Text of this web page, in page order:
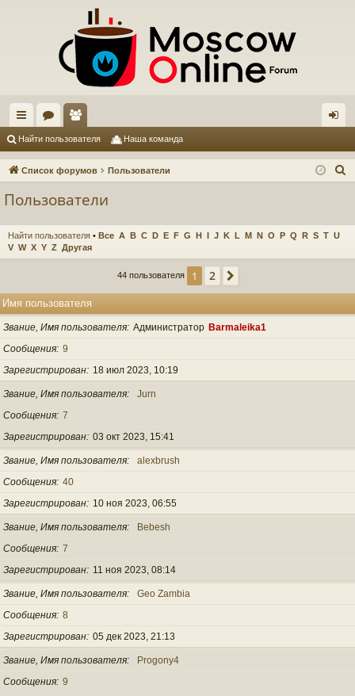
с
ы
ор
ум
ол
ьз
ел
и
д
Найти пользователя Наша команда
Список форумов Пользователи
Пользователи
Найти пользователя • Все A B C D E F G H I J K L M N O P Q R S T U
V W X Y Z Другая
44 пользователя 1 2
Имя пользователя
Звание, Имя пользователя Администратор Barmaleika1
Сообщения 9
Зарегистрирован
18 июл 2023, 10:19
Звание, Имя пользователя
Jurn
Сообщения 7
Зарегистрирован 03 окт 2023, 15:41
Звание, Имя пользователя
alexbrush
Сообщения 40
Зарегистрирован
10 ноя 2023, 06:55
Звание, Имя пользователя
Bebesh
Сообщения 7
Зарегистрирован
11 ноя 2023, 08:14
Звание, Имя пользователя
Geo Zambia
Сообщения 8
Зарегистрирован 05 дек 2023, 21:13
Звание, Имя пользователя
Progony4
Сообщения 9